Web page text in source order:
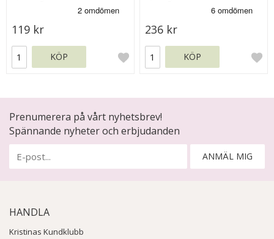
119 kr
KÖP
236 kr
KÖP
Prenumerera på vårt nyhetsbrev!
Spännande nyheter och erbjudanden
ANMÄL MIG
HANDLA
Kristinas Kundklubb